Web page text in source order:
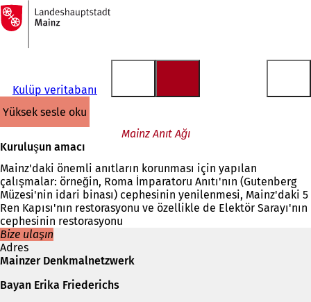
İçeriğe atla
Ana
sayfaya
Kulüp veritabanı
yüksek sesle oku
Mainz Anıt Ağı
Kuruluşun amacı
Mainz'daki önemli anıtların korunması için yapılan
çalışmalar: örneğin, Roma İmparatoru Anıtı'nın (Gutenberg
Müzesi'nin idari binası) cephesinin yenilenmesi, Mainz'daki 5
Ren Kapısı'nın restorasyonu ve özellikle de Elektör Sarayı'nın
cephesinin restorasyonu
Bize ulaşın
Adres
Mainzer Denkmalnetzwerk
Bayan Erika Friederichs